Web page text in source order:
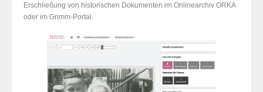
Erschließung von historischen Dokumenten im Onlinearchiv ORKA
oder im Grimm-Portal.